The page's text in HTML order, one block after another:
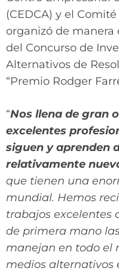
(CEDCA) y el
organizó de manera
del Concurso de
Alternativos de
“Premio Rodger
“Nos llena de gran
excelentes
siguen y aprenden
relativamente
que tienen una
mundial. Hemos
trabajos excelentes
de primera mano
manejan en todo el
medios alternativos